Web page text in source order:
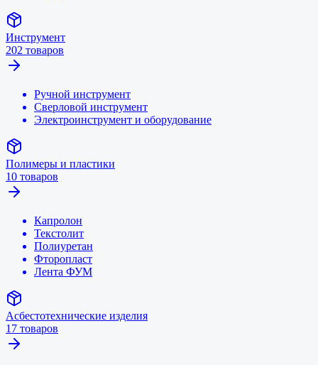
Инструмент
202 товаров
Ручной инструмент
Сверловой инструмент
Электроинструмент и оборудование
Полимеры и пластики
10 товаров
Капролон
Текстолит
Полиуретан
Фторопласт
Лента ФУМ
Асбестотехнические изделия
17 товаров